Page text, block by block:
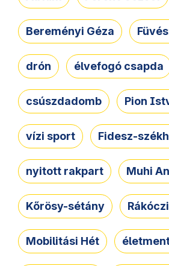
Bereményi Géza
drón élvefogó csapda
csúszdadomb Pion
vízi sport Fidesz-
nyitott rakpart Muhi
Kőrösy-sétány
Mobilitási Hét